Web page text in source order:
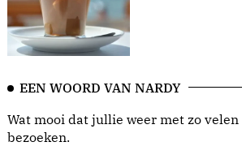
EEN WOORD VAN NARDY
Wat mooi dat jullie weer met zo
bezoeken.